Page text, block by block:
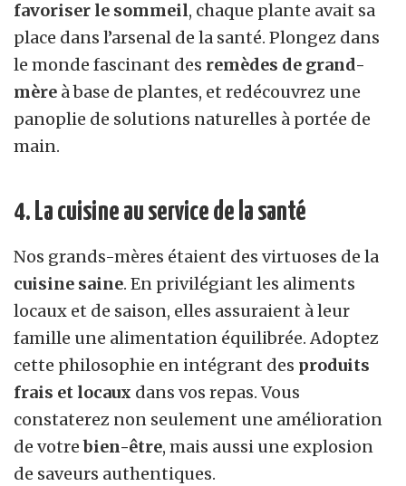
favoriser le sommeil, chaque plante avait sa
place dans l’arsenal de la santé. Plongez dans
le monde fascinant des remèdes de grand-
mère à base de plantes, et redécouvrez une
panoplie de solutions naturelles à portée de
main.
4. La cuisine au service de la santé
Nos grands-mères étaient des virtuoses de la
cuisine saine. En privilégiant les aliments
locaux et de saison, elles assuraient à leur
famille une alimentation équilibrée. Adoptez
cette philosophie en intégrant des produits
frais et locaux dans vos repas. Vous
constaterez non seulement une amélioration
de votrebien-être, mais aussi une explosion
de saveurs authentiques.